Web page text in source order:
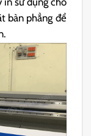
bàn phẳng để